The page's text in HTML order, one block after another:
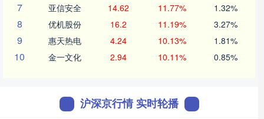
7 亚信安全 14.62 11.77% 1.32%
8 优机股份 16.2 11.19% 3.27%
9 惠天热电 4.24 10.13% 1.81%
10 金一文化 2.94 10.11% 0.85%
沪深京行情 实时轮播